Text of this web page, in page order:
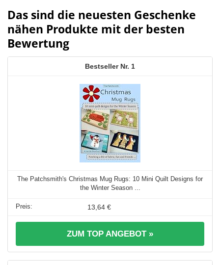
Das sind die neuesten Geschenke
nähen Produkte mit der besten
Bewertung
1
The Patchsmith's Christmas Mug Rugs: 10 Mini Quilt Designs for
the Winter Season ...
13,64 €
ZUM TOP ANGEBOT »